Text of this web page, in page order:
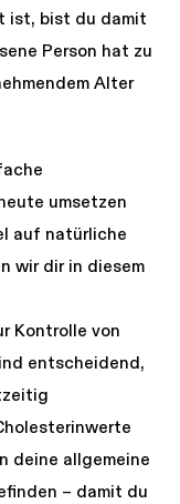
ist, bist du damit
Person hat zu
Alter
umsetzen
auf natürliche
wir dir in diesem
Kontrolle von
entscheidend,
deine allgemeine
– damit du